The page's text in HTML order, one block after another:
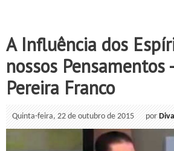
A Influência dos
nossos Pensamentos
Pereira Franco
Quinta-feira, 22 de outubro de 2015 por